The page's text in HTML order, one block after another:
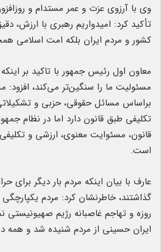
وی با آرزوی عزت و عمر مستدام و
تأکید کرد: امیدواریم رهبری با ارزش،
کشور و مردم ایران بلکه امت اسلامی
معاون اول رئیس جمهور با تاکید بر
مسئولیت ما را سنگین‌تر می‌کند، افزود:
براساس مسائل حقوقی، حزبی و
تکلیفی طبق قانون دارد اما در نظام
قانون، مسئوایت معنوی، ارزشی و
است.
عارف با بیان اینکه مردم بار دیگر برای
روزه و تهاجم غاصبانه رژیم
ایران حسینی از مردم شنیده شد و همه